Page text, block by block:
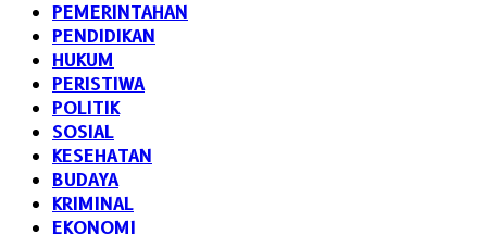
PEMERINTAHAN
PENDIDIKAN
HUKUM
PERISTIWA
POLITIK
SOSIAL
KESEHATAN
BUDAYA
KRIMINAL
EKONOMI